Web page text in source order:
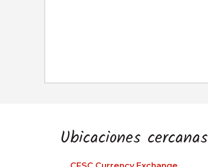
Ubicaciones cercanas